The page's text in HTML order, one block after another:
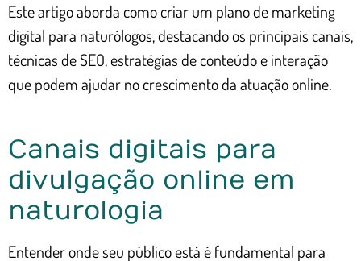
Este artigo aborda como criar um plano de marketing
digital para naturólogos, destacando os principais canais,
técnicas de SEO, estratégias de conteúdo e interação
que podem ajudar no crescimento da atuação online.
Canais digitais para
divulgação online em
naturologia
Entender onde seu público está é fundamental para